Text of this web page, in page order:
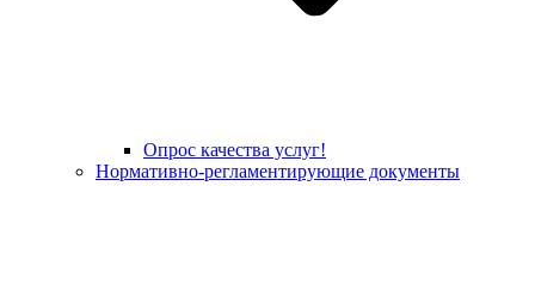
Опрос качества услуг!
Нормативно-регламентирующие документы